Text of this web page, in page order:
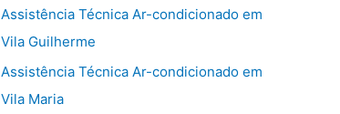
Assistência Técnica Ar-condicionado em
Vila Guilherme
Assistência Técnica Ar-condicionado em
Vila Maria